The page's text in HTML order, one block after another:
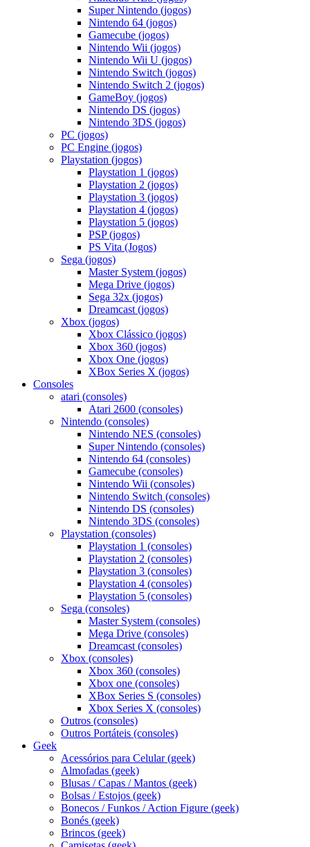
Super Nintendo (jogos)
Nintendo 64 (jogos)
Gamecube (jogos)
Nintendo Wii (jogos)
Nintendo Wii U (jogos)
Nintendo Switch (jogos)
Nintendo Switch 2 (jogos)
GameBoy (jogos)
Nintendo DS (jogos)
Nintendo 3DS (jogos)
PC (jogos)
PC Engine (jogos)
Playstation (jogos)
Playstation 1 (jogos)
Playstation 2 (jogos)
Playstation 3 (jogos)
Playstation 4 (jogos)
Playstation 5 (jogos)
PSP (jogos)
PS Vita (Jogos)
Sega (jogos)
Master System (jogos)
Mega Drive (jogos)
Sega 32x (jogos)
Dreamcast (jogos)
Xbox (jogos)
Xbox Clássico (jogos)
Xbox 360 (jogos)
Xbox One (jogos)
XBox Series X (jogos)
Consoles
atari (consoles)
Atari 2600 (consoles)
Nintendo (consoles)
Nintendo NES (consoles)
Super Nintendo (consoles)
Nintendo 64 (consoles)
Gamecube (consoles)
Nintendo Wii (consoles)
Nintendo Switch (consoles)
Nintendo DS (consoles)
Nintendo 3DS (consoles)
Playstation (consoles)
Playstation 1 (consoles)
Playstation 2 (consoles)
Playstation 3 (consoles)
Playstation 4 (consoles)
Playstation 5 (consoles)
Sega (consoles)
Master System (consoles)
Mega Drive (consoles)
Dreamcast (consoles)
Xbox (consoles)
Xbox 360 (consoles)
Xbox one (consoles)
XBox Series S (consoles)
Xbox Series X (consoles)
Outros (consoles)
Outros Portáteis (consoles)
Geek
Acessórios para Celular (geek)
Almofadas (geek)
Blusas / Capas / Mantos (geek)
Bolsas / Estojos (geek)
Bonecos / Funkos / Action Figure (geek)
Bonés (geek)
Brincos (geek)